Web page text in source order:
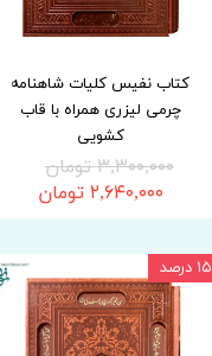
کتاب نفیس کلیات شاهنامه
چرمی لیزری همراه با قاب
کشویی
۳,۳۰۰,۰۰۰ تومان
۲,۶۴۰,۰۰۰ تومان
۱۵ درصد